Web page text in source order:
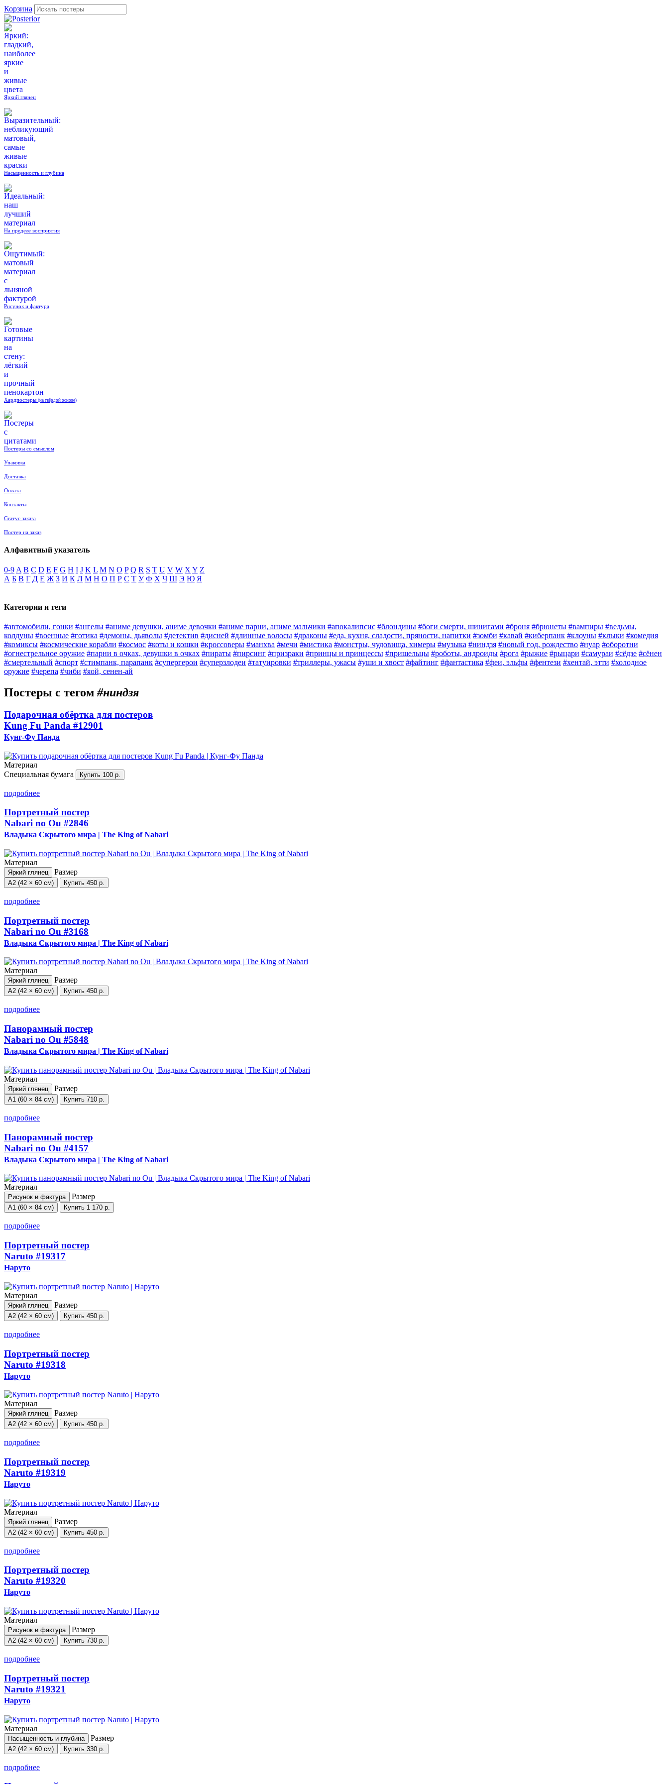
Корзина
Яркий глянец
Насыщенность и глубина
На пределе восприятия
Рисунок и фактура
Хардпостеры (на твёрдой основе)
Постеры со смыслом
Упаковка
Доставка
Оплата
Контакты
Статус заказа
Постер на заказ
Алфавитный указатель
0-9 A B C D E F G H I J K L M N O P Q R S T U V W X Y Z
А Б В Г Д Е Ж З И К Л М Н О П Р С Т У Ф Х Ч Ш Э Ю Я
Категории и теги
#автомобили, гонки #ангелы #аниме девушки, аниме девочки #аниме парни, аниме мальчики #апокалипсис #блондины #боги смерти, шинигами #броня #брюнеты #вампиры #ведьмы,
колдуны #военные #готика #демоны, дьяволы #детектив #дисней #длинные волосы #драконы #еда, кухня, сладости, пряности, напитки #зомби #кавай #киберпанк #клоуны #клыки #комедия
#комиксы #космические корабли #космос #коты и кошки #кроссоверы #манхва #мечи #мистика #монстры, чудовища, химеры #музыка #ниндзя #новый год, рождество #нуар #оборотни
#огнестрельное оружие #парни в очках, девушки в очках #пираты #пирсинг #призраки #принцы и принцессы #пришельцы #роботы, андроиды #рога #рыжие #рыцари #самураи #сёдзе #сёнен
#смертельный #спорт #стимпанк, парапанк #супергерои #суперзлодеи #татуировки #триллеры, ужасы #уши и хвост #файтинг #фантастика #феи, эльфы #фентези #хентай, этти #холодное
оружие #черепа #чиби #яой, сенен-ай
Постеры с тегом #ниндзя
Подарочная обёртка для постеров
Kung Fu Panda #12901
Кунг-Фу Панда
Материал
Специальная бумага
Купить 100 р.
подробнее
Портретный постер
Nabari no Ou #2846
Владыка Скрытого мира | The King of Nabari
Материал
Яркий глянец Размер
А2 (42 × 60 см) Купить 450 р.
подробнее
Портретный постер
Nabari no Ou #3168
Владыка Скрытого мира | The King of Nabari
Материал
Яркий глянец Размер
А2 (42 × 60 см) Купить 450 р.
подробнее
Панорамный постер
Nabari no Ou #5848
Владыка Скрытого мира | The King of Nabari
Материал
Яркий глянец Размер
А1 (60 × 84 см) Купить 710 р.
подробнее
Панорамный постер
Nabari no Ou #4157
Владыка Скрытого мира | The King of Nabari
Материал
Рисунок и фактура Размер
А1 (60 × 84 см) Купить 1 170 р.
подробнее
Портретный постер
Naruto #19317
Наруто
Материал
Яркий глянец Размер
А2 (42 × 60 см) Купить 450 р.
подробнее
Портретный постер
Naruto #19318
Наруто
Материал
Яркий глянец Размер
А2 (42 × 60 см) Купить 450 р.
подробнее
Портретный постер
Naruto #19319
Наруто
Материал
Яркий глянец Размер
А2 (42 × 60 см) Купить 450 р.
подробнее
Портретный постер
Naruto #19320
Наруто
Материал
Рисунок и фактура Размер
А2 (42 × 60 см) Купить 730 р.
подробнее
Портретный постер
Naruto #19321
Наруто
Материал
Насыщенность и глубина Размер
А2 (42 × 60 см) Купить 330 р.
подробнее